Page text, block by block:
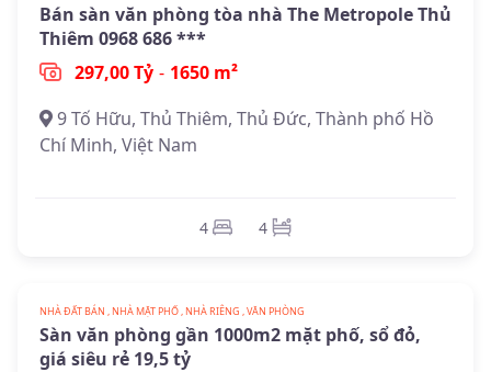
Bán sàn văn phòng tòa nhà The Metropole Thủ
Thiêm 0968 686 ***
297,00 Tỷ - 1650 m²
9 Tố Hữu, Thủ Thiêm, Thủ Đức, Thành phố Hồ
Chí Minh, Việt Nam
4 4
NHÀ ĐẤT BÁN , NHÀ MẶT PHỐ , NHÀ RIÊNG , VĂN PHÒNG
Sàn văn phòng gần 1000m2 mặt phố, sổ đỏ,
giá siêu rẻ 19,5 tỷ